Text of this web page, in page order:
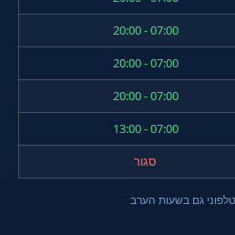
07:00 - 20:00
07:00 - 20:00
07:00 - 20:00
07:00 - 13:00
סגור
גם בשעות הערב